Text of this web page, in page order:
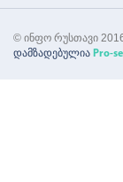
© ინფო რუსთავი
დამზადებულია Pro-